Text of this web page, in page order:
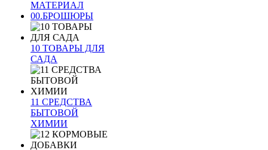
МАТЕРИАЛ
00.БРОШЮРЫ
10 ТОВАРЫ ДЛЯ
САДА
11 СРЕДСТВА
БЫТОВОЙ
ХИМИИ